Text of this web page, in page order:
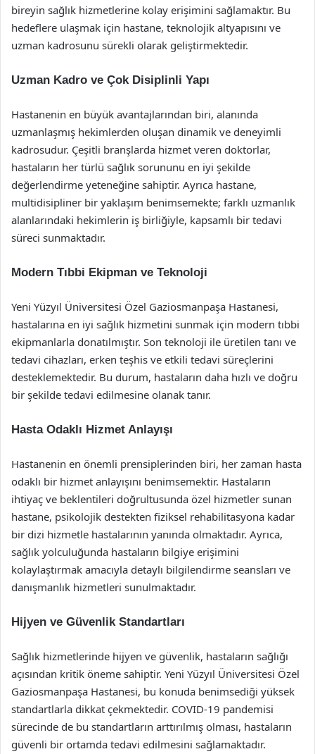
bireyin sağlık hizmetlerine kolay erişimini sağlamaktır. Bu
hedeflere ulaşmak için hastane, teknolojik altyapısını ve
uzman kadrosunu sürekli olarak geliştirmektedir.
Uzman Kadro ve Çok Disiplinli Yapı
Hastanenin en büyük avantajlarından biri, alanında
uzmanlaşmış hekimlerden oluşan dinamik ve deneyimli
kadrosudur. Çeşitli branşlarda hizmet veren doktorlar,
hastaların her türlü sağlık sorununu en iyi şekilde
değerlendirme yeteneğine sahiptir. Ayrıca hastane,
multidisipliner bir yaklaşım benimsemekte; farklı uzmanlık
alanlarındaki hekimlerin iş birliğiyle, kapsamlı bir tedavi
süreci sunmaktadır.
Modern Tıbbi Ekipman ve Teknoloji
Yeni Yüzyıl Üniversitesi Özel Gaziosmanpaşa Hastanesi,
hastalarına en iyi sağlık hizmetini sunmak için modern tıbbi
ekipmanlarla donatılmıştır. Son teknoloji ile üretilen tanı ve
tedavi cihazları, erken teşhis ve etkili tedavi süreçlerini
desteklemektedir. Bu durum, hastaların daha hızlı ve doğru
bir şekilde tedavi edilmesine olanak tanır.
Hasta Odaklı Hizmet Anlayışı
Hastanenin en önemli prensiplerinden biri, her zaman hasta
odaklı bir hizmet anlayışını benimsemektir. Hastaların
ihtiyaç ve beklentileri doğrultusunda özel hizmetler sunan
hastane, psikolojik destekten fiziksel rehabilitasyona kadar
bir dizi hizmetle hastalarının yanında olmaktadır. Ayrıca,
sağlık yolculuğunda hastaların bilgiye erişimini
kolaylaştırmak amacıyla detaylı bilgilendirme seansları ve
danışmanlık hizmetleri sunulmaktadır.
Hijyen ve Güvenlik Standartları
Sağlık hizmetlerinde hijyen ve güvenlik, hastaların sağlığı
açısından kritik öneme sahiptir. Yeni Yüzyıl Üniversitesi Özel
Gaziosmanpaşa Hastanesi, bu konuda benimsediği yüksek
standartlarla dikkat çekmektedir. COVID-19 pandemisi
sürecinde de bu standartların arttırılmış olması, hastaların
güvenli bir ortamda tedavi edilmesini sağlamaktadır.